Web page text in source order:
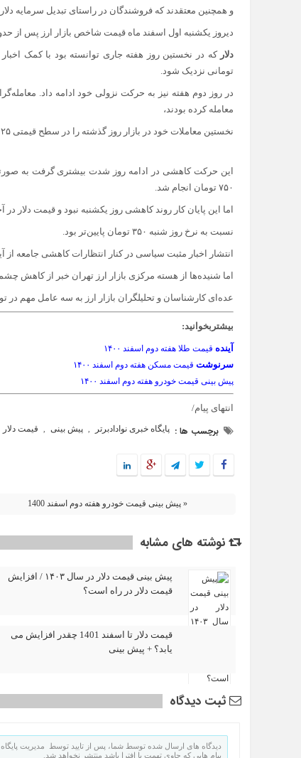
و همچنین معتقدند که فروشندگان در راستای تبدیل سرمایه
دیروز یکشنبه اول اسفند ماه قیمت شاخص بازار ارز پس از حدود هفت ماه به
دلار
تومانی نزدیک شود.
معامله کرده بودند،
نخستین معاملات خود در بازار روز گذشته را در سطح قیمتی ۲۵ هزار ۹۰۰ تومان آغاز کردند.
۷۵۰ تومان انجام شد.
اما این پایان کار روند کاهشی روز یکشنبه نبود و قیمت دلار در آخرین معاملات
نسبت به نرخ روز شنبه ۳۵۰ تومان پایین‌تر بود.
انتشار اخبار مثبت سیاسی در کنار انتظارات کاهشی جامعه
اما شنیده‌ها از هسته مرکزی بازار ارز تهران خبر از کاهش
عده‌ای کارشناسان و تحلیلگران بازار ارز به سه عامل مهم
بیشتربخوانید:
آینده قیمت طلا هفته دوم اسفند ۱۴۰۰
سرنوشتقیمت مسکن هفته دوم اسفند ۱۴۰۰
پیش بینی قیمت خودرو هفته دوم اسفند ۱۴۰۰
انتهای پیام/
برچسب ها : پایگاه خبری نوادادبرتر پیش بینی قیمت دلار
« پیش بینی قیمت خودرو هفته دوم اسفند 1400
نوشته های مشابه
پیش بینی قیمت دلار در سال ۱۴۰۳ / افزایش
قیمت دلار در راه است؟
قیمت دلار تا اسفند 1401 چقدر افزایش می
یابد؟ + پیش بینی
ثبت دیدگاه
دیدگاه های ارسال شده توسط شما، پس از تایید توسط مدیریت
پیام هایی که حاوی تهمت یا افترا باشد منتشر نخواهد شد.